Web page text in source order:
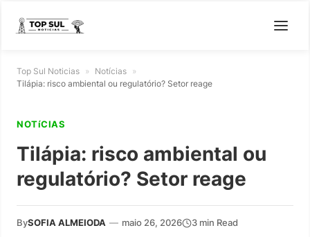
Top Sul Noticias » Notícias »
Tilápia: risco ambiental ou regulatório? Setor reage
NOTíCIAS
Tilápia: risco ambiental ou
regulatório? Setor reage
BySOFIA ALMEIODA — maio 26, 2026 3 min Read